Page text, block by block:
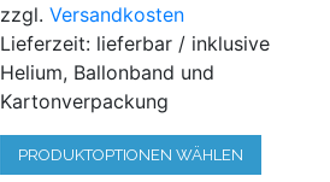
zzgl.Versandkosten
Lieferzeit: lieferbar / inklusive
Helium, Ballonband und
Kartonverpackung
PRODUKTOPTIONEN WÄHLEN